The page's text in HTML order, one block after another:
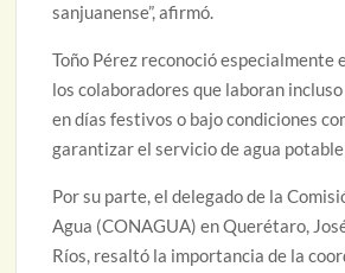
sanjuanense”, afirmó.
Toño Pérez reconoció especialmente
los colaboradores que laboran
en días festivos o bajo condiciones
garantizar el servicio de agua
Por su parte, el delegado de la
Agua (CONAGUA) en Querétaro,
Ríos, resaltó la importancia de la